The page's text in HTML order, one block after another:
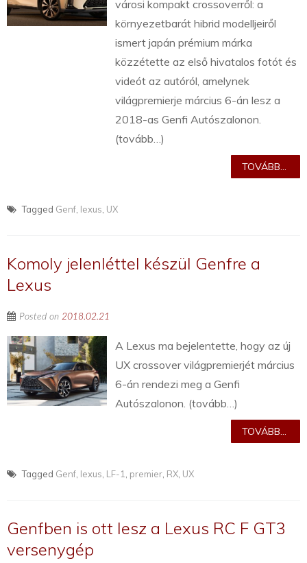
városi kompakt crossoverről: a
környezetbarát hibrid modelljeiről
ismert japán prémium márka
közzétette az első hivatalos fotót és
videót az autóról, amelynek
világpremierje március 6-án lesz a
2018-as Genfi Autószalonon.
(tovább…)
TOVÁBB...
Tagged Genf lexus UX
Komoly jelenléttel készül Genfre a
Lexus
Posted on 2018.02.21
A Lexus ma bejelentette, hogy az új
UX crossover világpremierjét március
6-án rendezi meg a Genfi
Autószalonon. (tovább…)
TOVÁBB...
Tagged Genf lexus LF-1 premier RX UX
Genfben is ott lesz a Lexus RC F GT3
versenygép